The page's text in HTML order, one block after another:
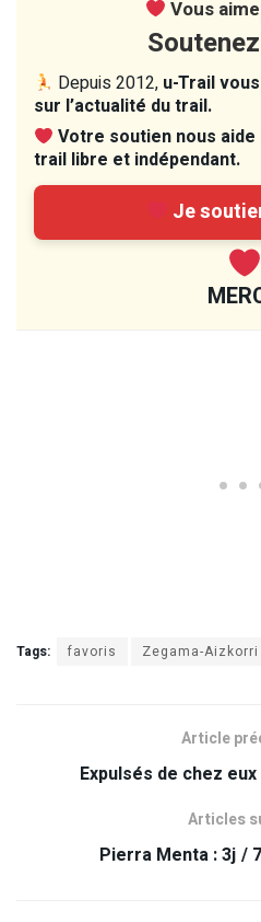
Vous
Depuis 2012, u-Trail
sur l’actualité du trail.
Votre soutien nous
trail libre et indépendant.
Je
Tags: favoris Zegama-Aizkorri
Article
Expulsés de chez
Articles
Pierra Menta : 3j /